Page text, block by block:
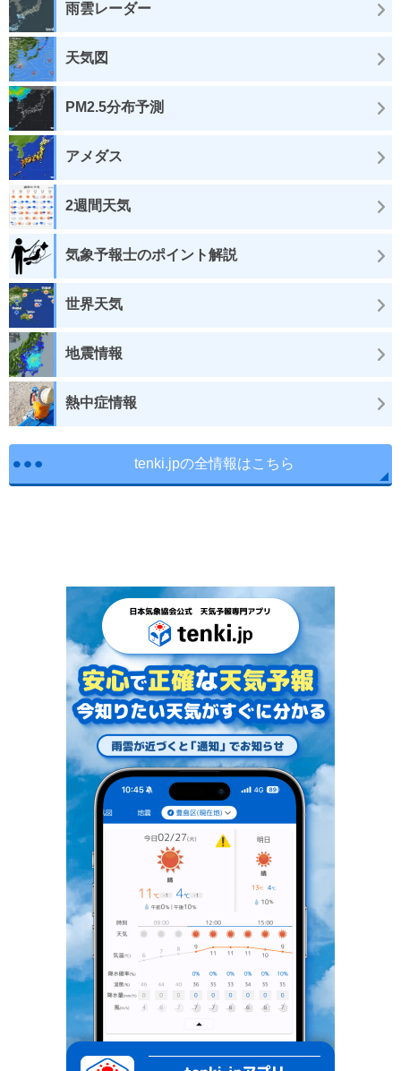
雨雲レーダー
天気図
PM2.5分布予測
アメダス
2週間天気
気象予報士のポイント解説
世界天気
地震情報
熱中症情報
tenki.jpの全情報はこちら